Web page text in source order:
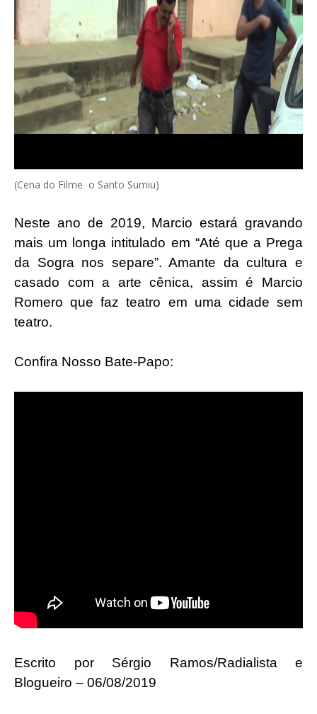
(Cena do Filme o Santo Sumiu)
Neste ano de 2019, Marcio estará gravando
mais um longa intitulado em “Até que a Prega
da Sogra nos separe”. Amante da cultura e
casado com a arte cênica, assim é Marcio
Romero que faz teatro em uma cidade sem
teatro.
Confira Nosso Bate-Papo:
Escrito por Sérgio Ramos/Radialista e
Blogueiro – 06/08/2019